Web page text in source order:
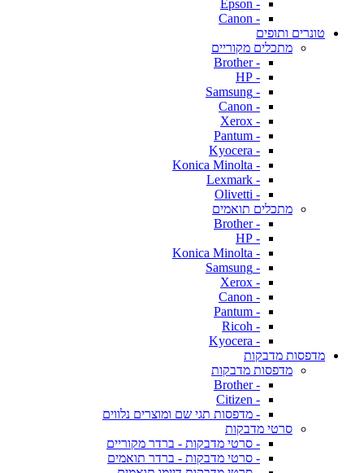
- Epson
- Canon
טונרים ותופים
מתכלים מקוריים
- Brother
- HP
- Samsung
- Canon
- Xerox
- Pantum
- Kyocera
- Konica Minolta
- Lexmark
- Olivetti
מתכלים תואמים
- Brother
- HP
- Konica Minolta
- Samsung
- Xerox
- Canon
- Pantum
- Ricoh
- Kyocera
מדפסות מדבקות
מדפסות מדבקות
- Brother
- Citizen
- מדפסות תגי שם ומוצרים נלווים
סרטי מדבקות
- סרטי מדבקות - ברדר מקוריים
- סרטי מדבקות - ברדר תואמים